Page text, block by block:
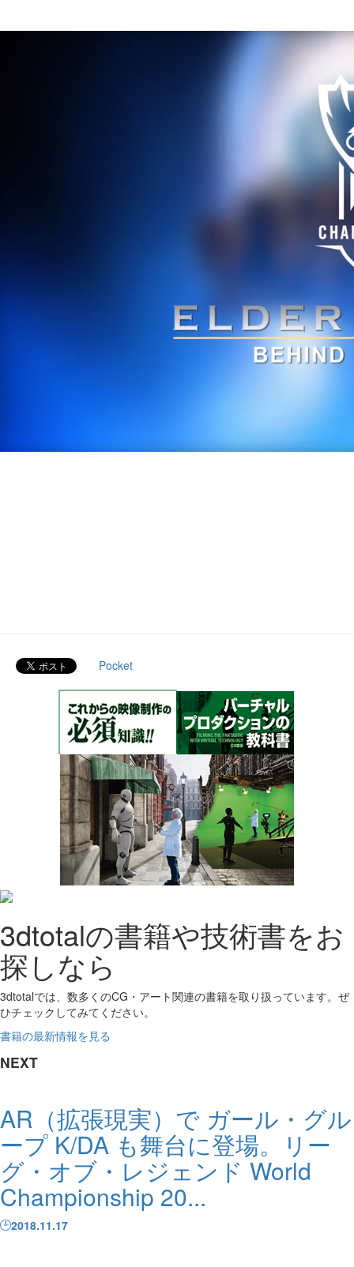
Pocket
3dtotalの書籍や技術書をお
探しなら
3dtotalでは、数多くのCG・アート関連の書籍を取り扱っています。ぜ
ひチェックしてみてください。
書籍の最新情報を見る
NEXT
AR（拡張現実）で ガール・グル
ープ K/DA も舞台に登場。リー
グ・オブ・レジェンド World
Championship 20...
2018.11.17